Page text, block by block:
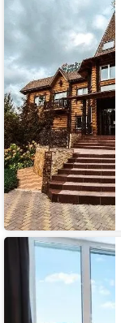
Курортный
отель
Беловодье